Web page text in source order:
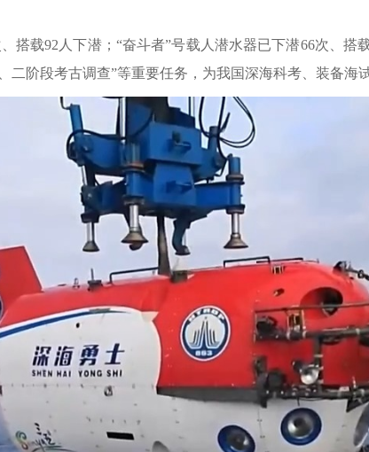
、搭载92人下潜；“奋斗者”号载人潜水器已下潜66次、
阶段考古调查”等重要任务，为我国深海科考、装备海